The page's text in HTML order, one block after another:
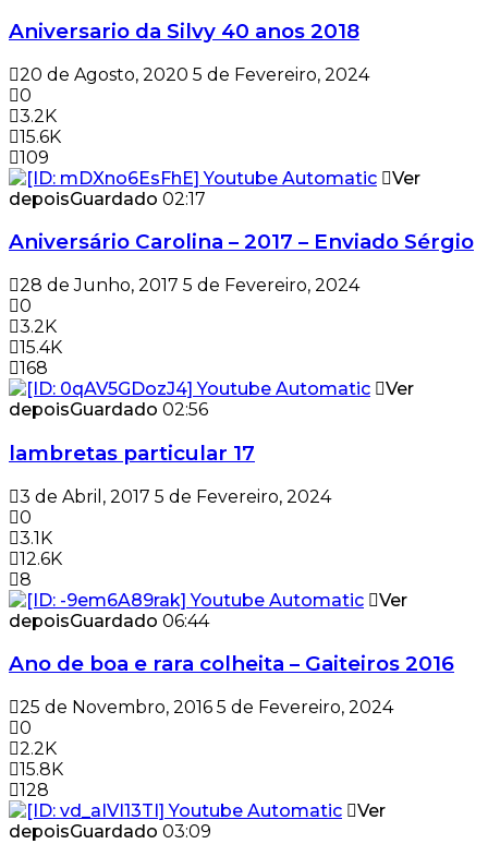
Aniversario da Silvy 40 anos 2018
20 de Agosto, 2020 5 de Fevereiro, 2024
0
3.2K
15.6K
109
Ver
depoisGuardado 02:17
Aniversário Carolina – 2017 – Enviado Sérgio
28 de Junho, 2017 5 de Fevereiro, 2024
0
3.2K
15.4K
168
Ver
depoisGuardado 02:56
lambretas particular 17
3 de Abril, 2017 5 de Fevereiro, 2024
0
3.1K
12.6K
8
Ver
depoisGuardado 06:44
Ano de boa e rara colheita – Gaiteiros 2016
25 de Novembro, 2016 5 de Fevereiro, 2024
0
2.2K
15.8K
128
Ver
depoisGuardado 03:09